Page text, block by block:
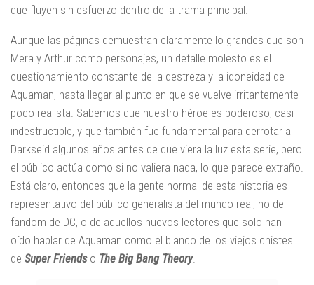
que fluyen sin esfuerzo dentro de la trama principal.
Aunque las páginas demuestran claramente lo grandes que son
Mera y Arthur como personajes, un detalle molesto es el
cuestionamiento constante de la destreza y la idoneidad de
Aquaman, hasta llegar al punto en que se vuelve irritantemente
poco realista. Sabemos que nuestro héroe es poderoso, casi
indestructible, y que también fue fundamental para derrotar a
Darkseid algunos años antes de que viera la luz esta serie, pero
el público actúa como si no valiera nada, lo que parece extraño.
Está claro, entonces que la gente normal de esta historia es
representativo del público generalista del mundo real, no del
fandom de DC, o de aquellos nuevos lectores que solo han
oído hablar de Aquaman como el blanco de los viejos chistes
de Super Friendso The Big Bang Theory.